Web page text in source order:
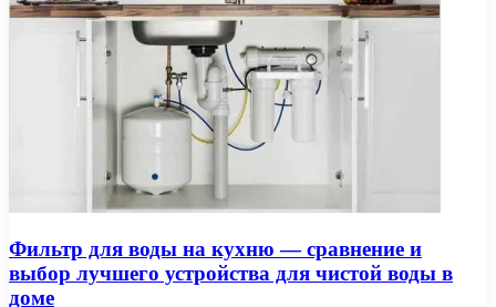
Фильтр для воды на кухню — сравнение и
выбор лучшего устройства для чистой воды в
доме